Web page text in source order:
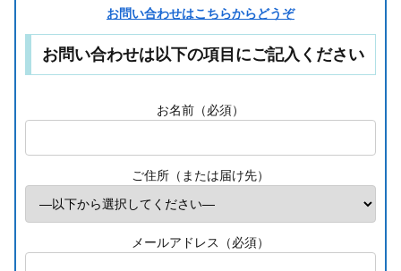
お問い合わせはこちらからどうぞ
お問い合わせは以下の項目にご記入ください
お名前（必須）
ご住所（または届け先）
メールアドレス（必須）